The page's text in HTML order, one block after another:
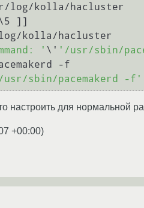
log/kolla/hacluster
]]
kolla/hacluster
' \' '/usr/sbin/
-f
sbin/pacemakerd -f'
настроить для нормальной
+00:00)